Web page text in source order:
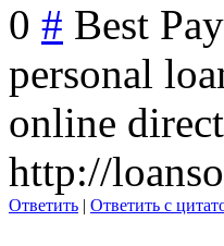
0 # Best
personal
online
http://
Ответить | Ответить с